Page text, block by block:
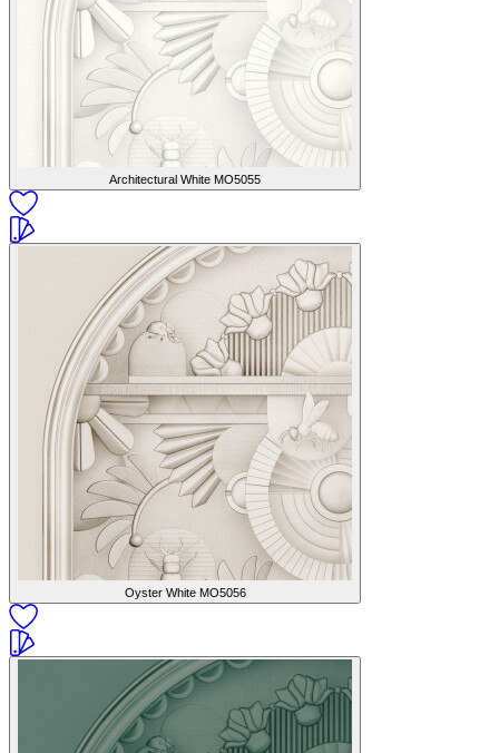
Architectural White MO5055
Oyster White MO5056